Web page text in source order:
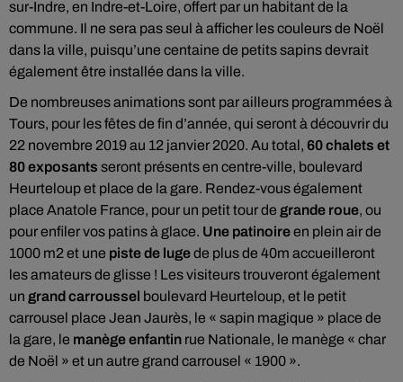
sur-Indre, en Indre-et-Loire, offert par un habitant de la
commune. Il ne sera pas seul à afficher les couleurs de Noël
dans la ville, puisqu’une centaine de petits sapins devrait
également être installée dans la ville.
De nombreuses animations sont par ailleurs programmées à
Tours, pour les fêtes de fin d’année, qui seront à découvrir du
22 novembre 2019 au 12 janvier 2020. Au total, 60 chalets et
80 exposants seront présents en centre-ville, boulevard
Heurteloup et place de la gare. Rendez-vous également
place Anatole France, pour un petit tour de grande roue, ou
pour enfiler vos patins à glace. Une patinoireen plein air de
1000 m2 et une piste de lugede plus de 40m accueilleront
les amateurs de glisse ! Les visiteurs trouveront également
un grand carroussel boulevard Heurteloup, et le petit
carrousel place Jean Jaurès, le « sapin magique » place de
la gare, le manège enfantin rue Nationale, le manège « char
de Noël » et un autre grand carrousel « 1900 ».